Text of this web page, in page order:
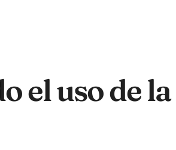
el uso de la